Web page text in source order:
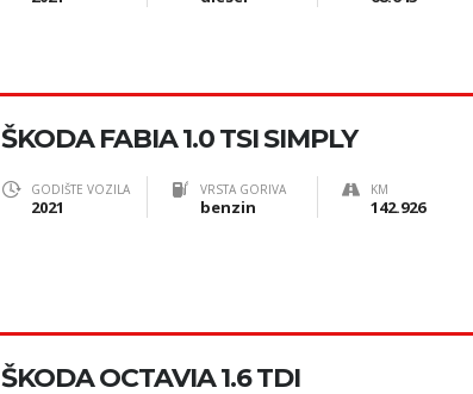
ŠKODA FABIA 1.0 TSI SIMPLY
GODIŠTE VOZILA
2021
VRSTA GORIVA
benzin
KM
142.926
ŠKODA OCTAVIA 1.6 TDI